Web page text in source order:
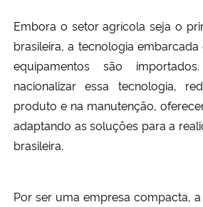
Banco Central do Brasil
Planalto
Embora o setor agrícola seja o
brasileira, a tecnologia
equipamentos são
nacionalizar essa tecnologia,
produto e na manutenção,
adaptando as soluções para a
brasileira.
Por ser uma empresa compacta,